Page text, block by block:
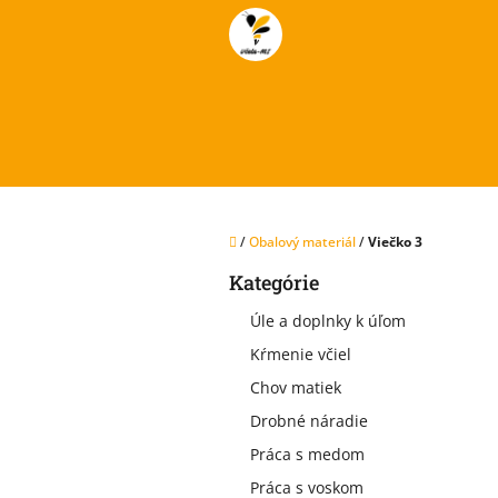
Domov
/Obalový materiál/Viečko 3
Preskočiť
Kategórie
Úle a doplnky k úľom
Kŕmenie včiel
Chov matiek
Drobné náradie
Práca s medom
Práca s voskom